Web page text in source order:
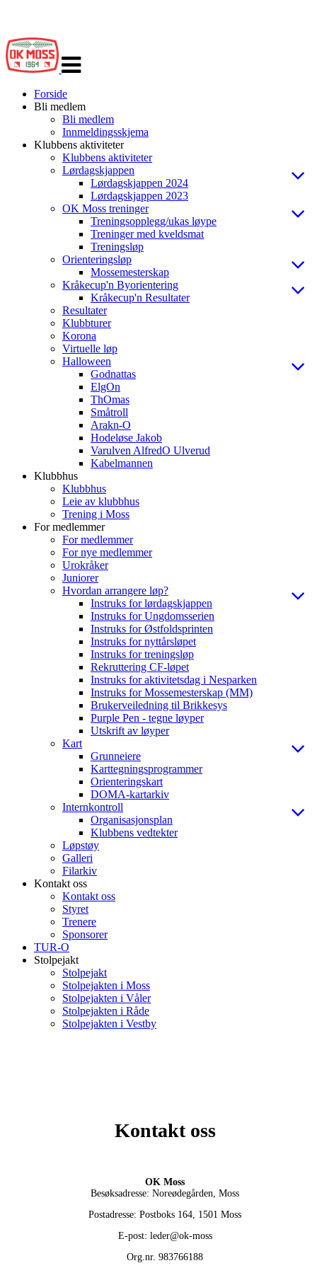
navigasjon
Forside
Bli medlem
Bli medlem
Innmeldingsskjema
Klubbens aktiviteter
Klubbens aktiviteter
Lørdagskjappen
Lørdagskjappen 2024
Lørdagskjappen 2023
OK Moss treninger
Treningsopplegg/ukas løype
Treninger med kveldsmat
Treningsløp
Orienteringsløp
Mossemesterskap
Kråkecup'n Byorientering
Kråkecup'n Resultater
Resultater
Klubbturer
Korona
Virtuelle løp
Halloween
Godnattas
ElgOn
ThOmas
Småtroll
Arakn-O
Hodeløse Jakob
Varulven AlfredO Ulverud
Kabelmannen
Klubbhus
Klubbhus
Leie av klubbhus
Trening i Moss
For medlemmer
For medlemmer
For nye medlemmer
Urokråker
Juniorer
Hvordan arrangere løp?
Instruks for lørdagskjappen
Instruks for Ungdomsserien
Instruks for Østfoldsprinten
Instruks for nyttårsløpet
Instruks for treningsløp
Rekruttering CF-løpet
Instruks for aktivitetsdag i Nesparken
Instruks for Mossemesterskap (MM)
Brukerveiledning til Brikkesys
Purple Pen - tegne løyper
Utskrift av løyper
Kart
Grunneiere
Karttegningsprogrammer
Orienteringskart
DOMA-kartarkiv
Internkontroll
Organisasjonsplan
Klubbens vedtekter
Løpstøy
Galleri
Filarkiv
Kontakt oss
Kontakt oss
Styret
Trenere
Sponsorer
TUR-O
Stolpejakt
Stolpejakt
Stolpejakten i Moss
Stolpejakten i Våler
Stolpejakten i Råde
Stolpejakten i Vestby
Kontakt oss
OK Moss
Besøksadresse: Noreødegården, Moss
Postadresse: Postboks 164, 1501 Moss
E-post: leder@ok-moss
Org.nr. 983766188